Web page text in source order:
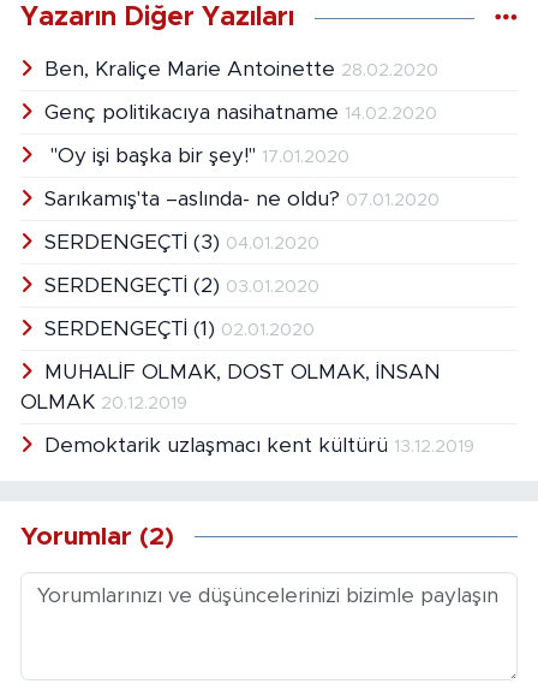
Yazarın Diğer Yazıları
Ben, Kraliçe Marie Antoinette 28.02.2020
Genç politikacıya nasihatname 14.02.2020
"Oy işi başka bir şey!" 17.01.2020
Sarıkamış'ta –aslında- ne oldu? 07.01.2020
SERDENGEÇTİ (3) 04.01.2020
SERDENGEÇTİ (2) 03.01.2020
SERDENGEÇTİ (1) 02.01.2020
MUHALİF OLMAK, DOST OLMAK, İNSAN
OLMAK 20.12.2019
Demoktarik uzlaşmacı kent kültürü 13.12.2019
Yorumlar (2)